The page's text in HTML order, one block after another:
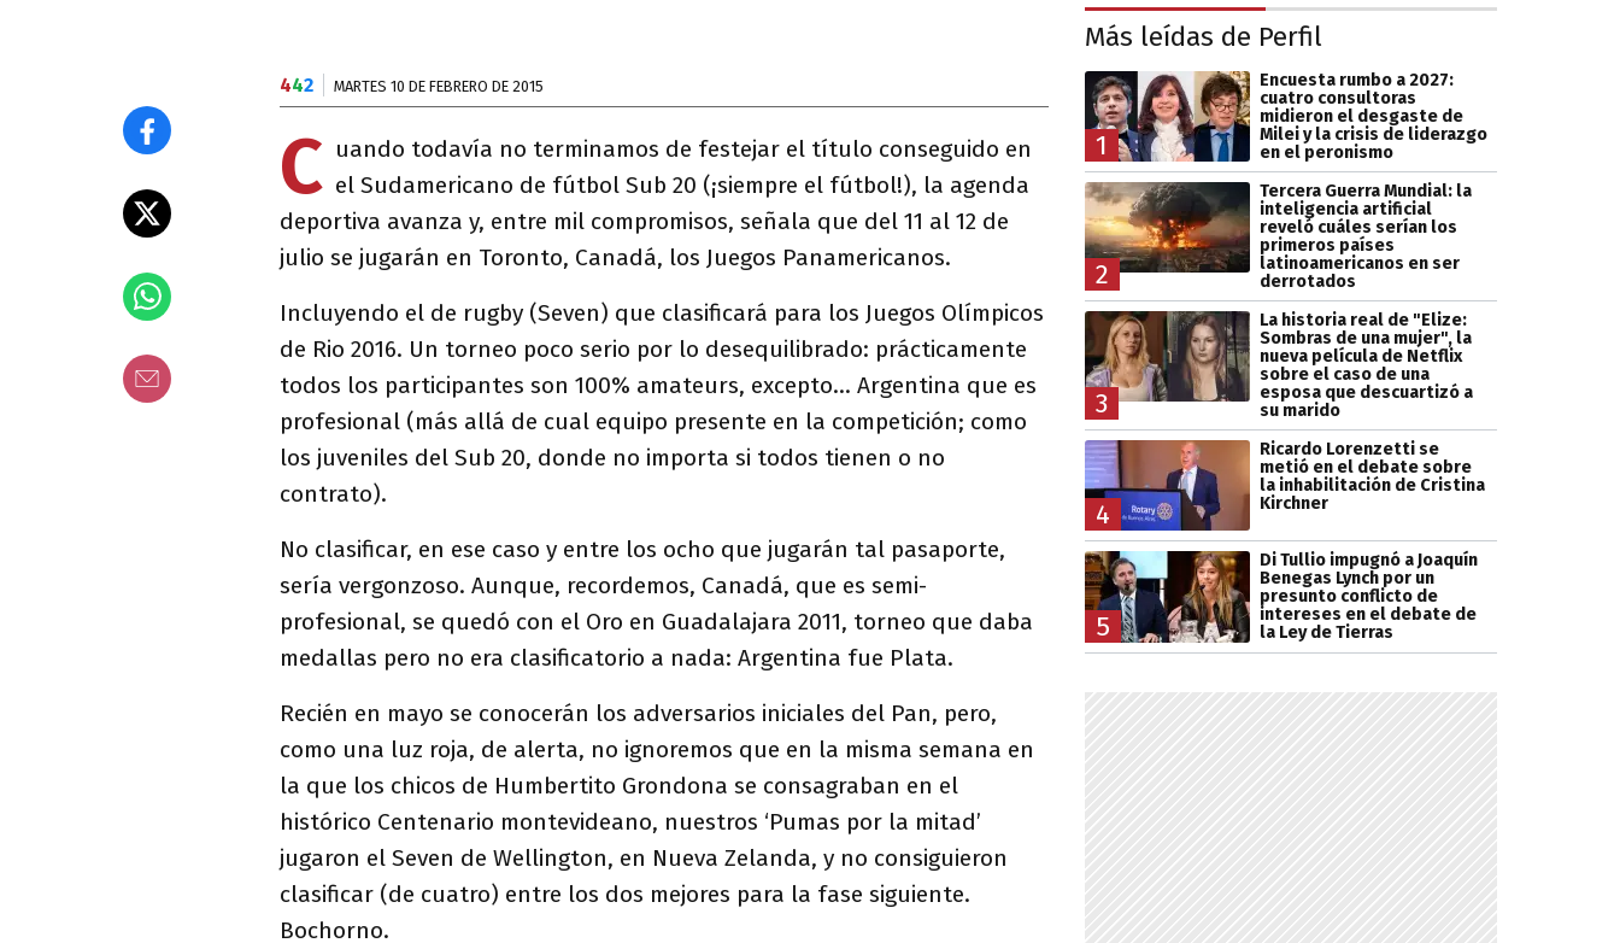
442 MARTES 10 DE FEBRERO DE 2015
C uando todavía no terminamos de festejar el título conseguido en
el Sudamericano de fútbol Sub 20 (¡siempre el fútbol!), la agenda
deportiva avanza y, entre mil compromisos, señala que del 11 al 12 de
julio se jugarán en Toronto, Canadá, los Juegos Panamericanos.
Incluyendo el de rugby (Seven) que clasificará para los Juegos Olímpicos
de Rio 2016. Un torneo poco serio por lo desequilibrado: prácticamente
todos los participantes son 100% amateurs, excepto… Argentina que es
profesional (más allá de cual equipo presente en la competición; como
los juveniles del Sub 20, donde no importa si todos tienen o no
contrato).
No clasificar, en ese caso y entre los ocho que jugarán tal pasaporte,
sería vergonzoso. Aunque, recordemos, Canadá, que es semi-
profesional, se quedó con el Oro en Guadalajara 2011, torneo que daba
medallas pero no era clasificatorio a nada: Argentina fue Plata.
Recién en mayo se conocerán los adversarios iniciales del Pan, pero,
como una luz roja, de alerta, no ignoremos que en la misma semana en
la que los chicos de Humbertito Grondona se consagraban en el
histórico Centenario montevideano, nuestros ‘Pumas por la mitad’
jugaron el Seven de Wellington, en Nueva Zelanda, y no consiguieron
clasificar (de cuatro) entre los dos mejores para la fase siguiente.
Bochorno.
Más leídas de Perfil
1
Encuesta rumbo a 2027:
cuatro consultoras
midieron el desgaste de
Milei y la crisis de liderazgo
en el peronismo
2
Tercera Guerra Mundial: la
inteligencia artificial
reveló cuáles serían los
primeros países
latinoamericanos en ser
derrotados
3
La historia real de "Elize:
Sombras de una mujer", la
nueva película de Netflix
sobre el caso de una
esposa que descuartizó a
su marido
4
Ricardo Lorenzetti se
metió en el debate sobre
la inhabilitación de Cristina
Kirchner
5
Di Tullio impugnó a Joaquín
Benegas Lynch por un
presunto conflicto de
intereses en el debate de
la Ley de Tierras